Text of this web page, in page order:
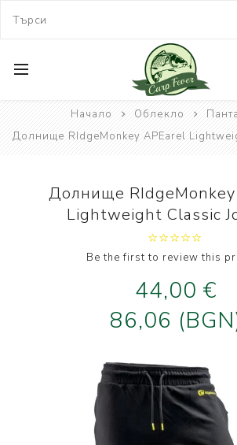
Начало Облекло
Долнище RIdgeMonkey APEarel
Долнище
Lightweight Classic
Be the first to review this
44,00 €
86,06